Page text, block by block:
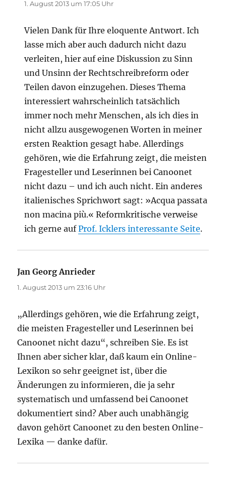
1. August 2013 um 17:05 Uhr
Vielen Dank für Ihre eloquente Antwort. Ich
lasse mich aber auch dadurch nicht dazu
verleiten, hier auf eine Diskussion zu Sinn
und Unsinn der Rechtschreibreform oder
Teilen davon einzugehen. Dieses Thema
interessiert wahrscheinlich tatsächlich
immer noch mehr Menschen, als ich dies in
nicht allzu ausgewogenen Worten in meiner
ersten Reaktion gesagt habe. Allerdings
gehören, wie die Erfahrung zeigt, die meisten
Fragesteller und Leserinnen bei Canoonet
nicht dazu – und ich auch nicht. Ein anderes
italienisches Sprichwort sagt: »Acqua passata
non macina più.« Reformkritische verweise
ich gerne aufProf. Icklers interessante Seite.
Jan Georg Anrieder
1. August 2013 um 23:16 Uhr
„Allerdings gehören, wie die Erfahrung zeigt,
die meisten Fragesteller und Leserinnen bei
Canoonet nicht dazu“, schreiben Sie. Es ist
Ihnen aber sicher klar, daß kaum ein Online-
Lexikon so sehr geeignet ist, über die
Änderungen zu informieren, die ja sehr
systematisch und umfassend bei Canoonet
dokumentiert sind? Aber auch unabhängig
davon gehört Canoonet zu den besten Online-
Lexika — danke dafür.